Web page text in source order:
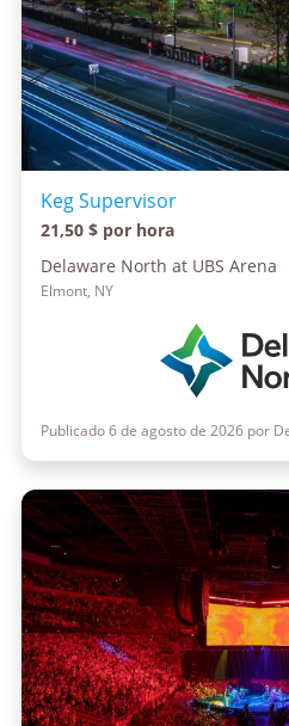
Keg Supervisor
21,50 $ por hora
Delaware North at UBS Arena
Elmont, NY
Publicado 6 de agosto de 2026 por